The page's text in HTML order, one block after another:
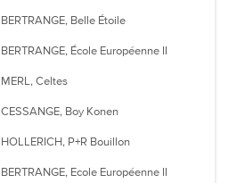
BERTRANGE, Belle Étoile
BERTRANGE, École Européenne II
MERL, Celtes
CESSANGE, Boy Konen
HOLLERICH, P+R Bouillon
BERTRANGE, Ecole Européenne II